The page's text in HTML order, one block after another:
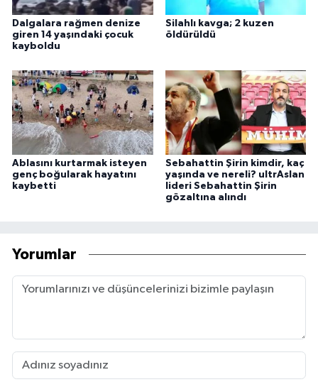
Dalgalara rağmen denize
giren 14 yaşındaki çocuk
kayboldu
Silahlı kavga; 2 kuzen
öldürüldü
Ablasını kurtarmak isteyen
genç boğularak hayatını
kaybetti
Sebahattin Şirin kimdir, kaç
yaşında ve nereli? ultrAslan
lideri Sebahattin Şirin
gözaltına alındı
Yorumlar